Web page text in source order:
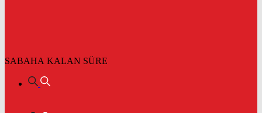
SABAHA KALAN SÜRE